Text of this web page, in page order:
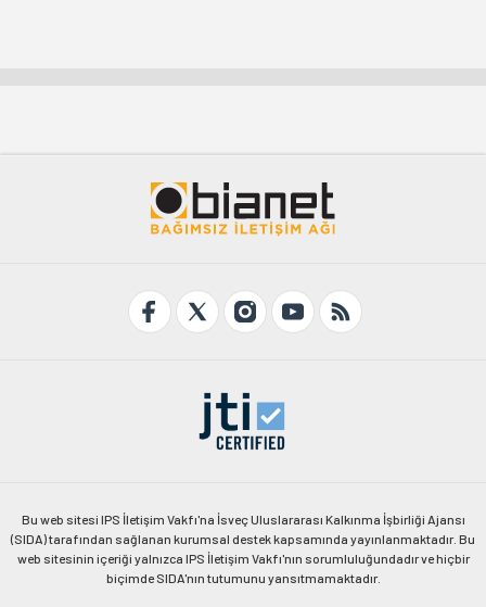
Bu web sitesi IPS İletişim Vakfı'na İsveç Uluslararası Kalkınma İşbirliği Ajansı
(SIDA) tarafından sağlanan kurumsal destek kapsamında yayınlanmaktadır. Bu
web sitesinin içeriği yalnızca IPS İletişim Vakfı'nın sorumluluğundadır ve hiçbir
biçimde SIDA'nın tutumunu yansıtmamaktadır.